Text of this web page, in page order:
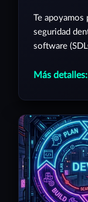
Te apoyamos
seguridad
software
Más